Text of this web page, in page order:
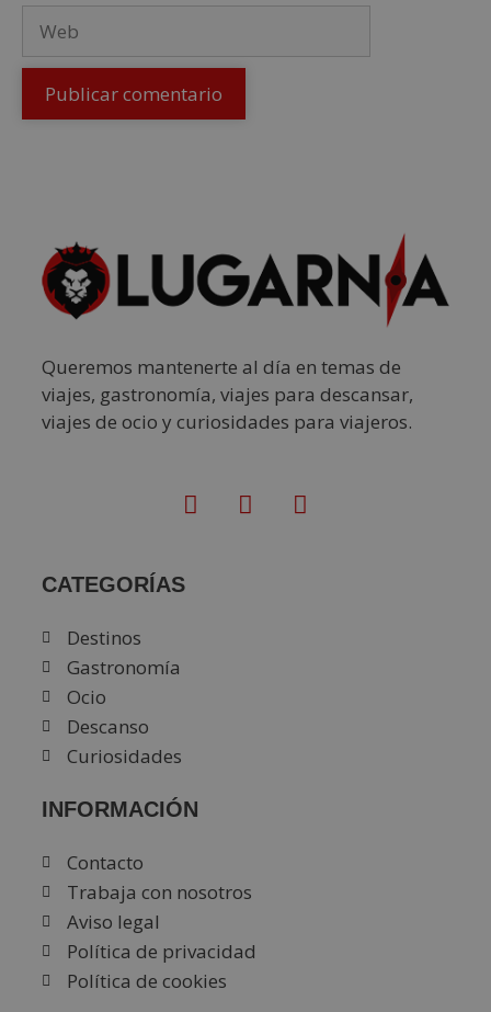
Queremos mantenerte al día en temas de
viajes, gastronomía, viajes para descansar,
viajes de ocio y curiosidades para viajeros.
CATEGORÍAS
Destinos
Gastronomía
Ocio
Descanso
Curiosidades
INFORMACIÓN
Contacto
Trabaja con nosotros
Aviso legal
Política de privacidad
Política de cookies